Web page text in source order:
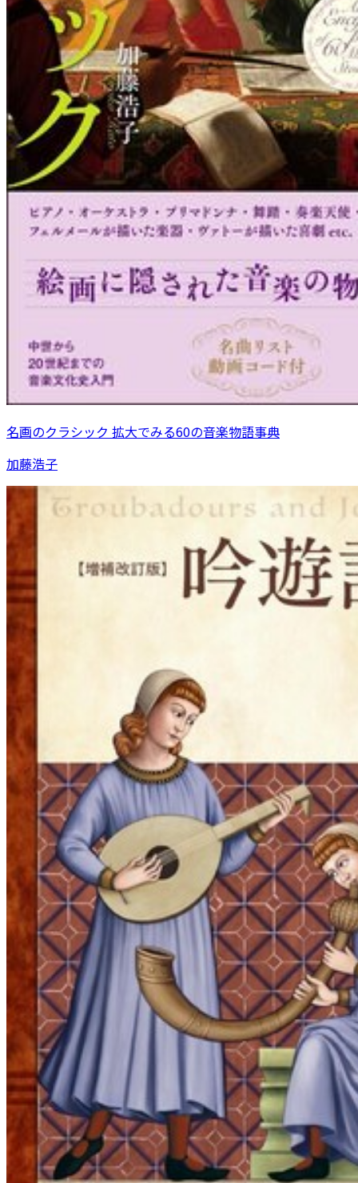
名画のクラシック 拡大でみる60の音楽物語事典
加藤浩子